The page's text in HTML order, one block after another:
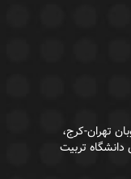
دانشگاه تربیت